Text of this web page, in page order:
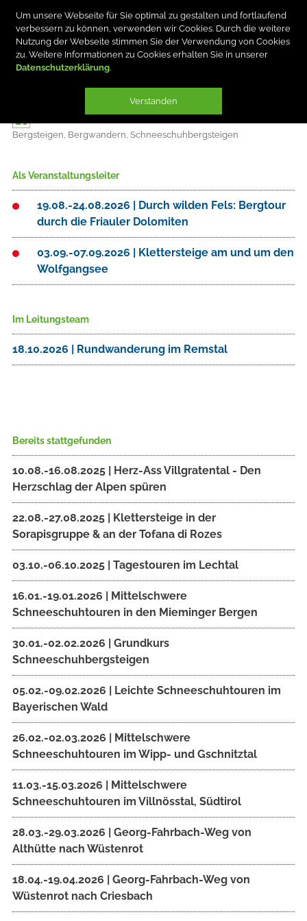
Um unsere Webseite für Sie optimal zu gestalten und fortlaufend
verbessern zu können, verwenden wir Cookies. Durch die weitere
Nutzung der Webseite stimmen Sie der Verwendung von Cookies
zu. Weitere Informationen zu Cookies erhalten Sie in unserer
Datenschutzerklärung
Verstanden
INGO PFÄFFLE
Bergsteigen, Bergwandern, Schneeschuhbergsteigen
Als Veranstaltungsleiter
19.08.-24.08.2026 | Durch wilden Fels: Bergtour
durch die Friauler Dolomiten
03.09.-07.09.2026 | Klettersteige am und um den
Wolfgangsee
Im Leitungsteam
18.10.2026 | Rundwanderung im Remstal
Bereits stattgefunden
10.08.-16.08.2025 | Herz-Ass Villgratental - Den
Herzschlag der Alpen spüren
22.08.-27.08.2025 | Klettersteige in der
Sorapisgruppe & an der Tofana di Rozes
03.10.-06.10.2025 | Tagestouren im Lechtal
16.01.-19.01.2026 | Mittelschwere
Schneeschuhtouren in den Mieminger Bergen
30.01.-02.02.2026 | Grundkurs
Schneeschuhbergsteigen
05.02.-09.02.2026 | Leichte Schneeschuhtouren im
Bayerischen Wald
26.02.-02.03.2026 | Mittelschwere
Schneeschuhtouren im Wipp- und Gschnitztal
11.03.-15.03.2026 | Mittelschwere
Schneeschuhtouren im Villnösstal, Südtirol
28.03.-29.03.2026 | Georg-Fahrbach-Weg von
Althütte nach Wüstenrot
18.04.-19.04.2026 | Georg-Fahrbach-Weg von
Wüstenrot nach Criesbach